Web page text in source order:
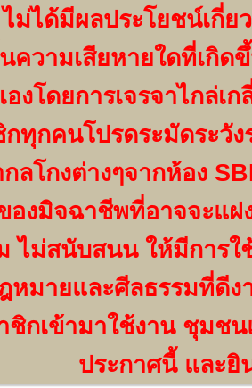
ม่ได้มีผลประโยชน์เกี่
ความเสียหายใดที่เกิด
องโดยการเจรจาไกล่
ทุกคนโปรดระมัดระวั
ลโกงต่างๆจากห้อง
องมิจฉาชีพที่อาจจะแฝ
ไม่สนับสนน ให้มีการใ
หมายและศีลธรรมที่ดีง
ชิกเข้ามาใช้งาน ชุมชน
ประกาศนี้ และ